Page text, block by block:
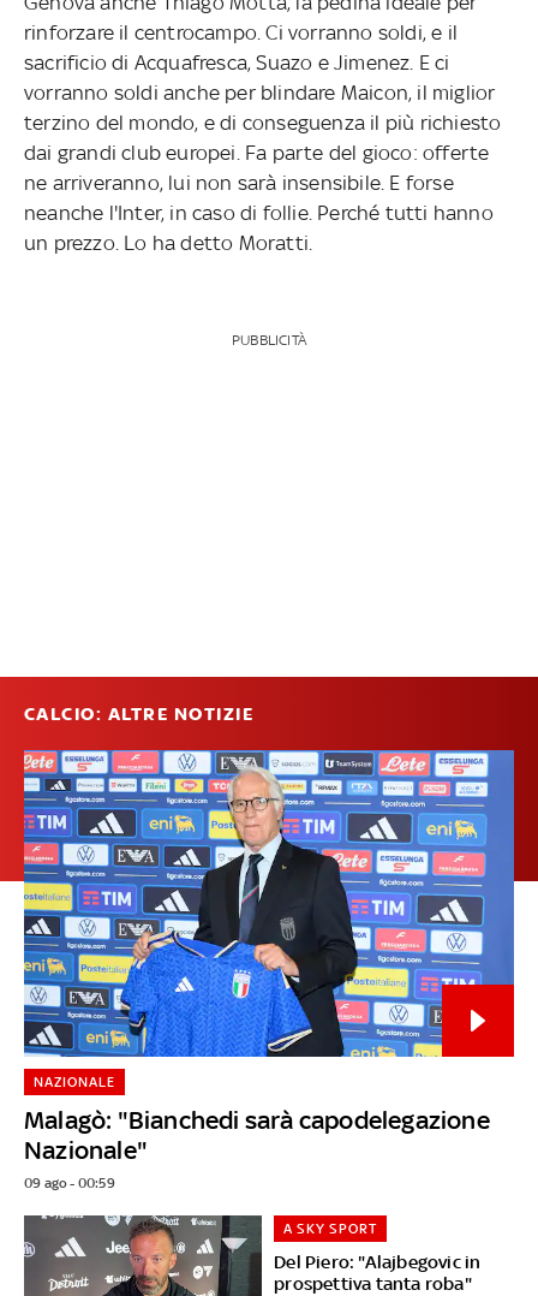
rinforzare il centrocampo. Ci vorranno soldi, e il
sacrificio di Acquafresca, Suazo e Jimenez. E ci
vorranno soldi anche per blindare Maicon, il miglior
terzino del mondo, e di conseguenza il più richiesto
dai grandi club europei. Fa parte del gioco: offerte
ne arriveranno, lui non sarà insensibile. E forse
neanche l'Inter, in caso di follie. Perché tutti hanno
un prezzo. Lo ha detto Moratti.
PUBBLICITÀ
CALCIO: ALTRE NOTIZIE
Malagò: "Bianchedi sarà capodelegazione
Nazionale"
NAZIONALE
09 ago - 00:59
Del Piero: "Alajbegovic in
prospettiva tanta roba"
A SKY SPORT